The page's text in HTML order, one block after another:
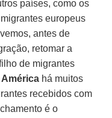
países, como os
europeus
antes de
retomar a
de migrantes
América há muitos
recebidos com
é o